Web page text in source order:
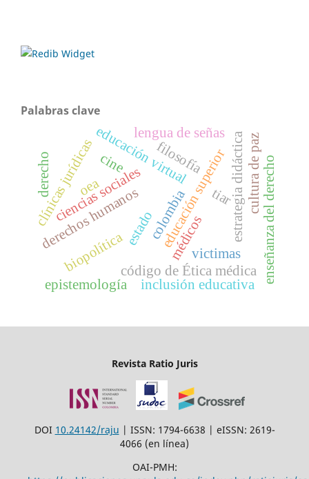
Palabras clave
derechos humanos médicos
código de Ética médica
colombia
educación superior
educación virtual estrategia didáctica
ciencias sociales
clínicas jurídicas enseñanza del derecho
tiar
oea
estado
biopolítica
filosofía cultura de paz
lengua de señas
inclusión educativa
victimas
cine
derecho
epistemología
Revista Ratio Juris
DOI 10.24142/raju | ISSN: 1794-6638 | eISSN: 2619-
4066 (en línea)
OAI-PMH: